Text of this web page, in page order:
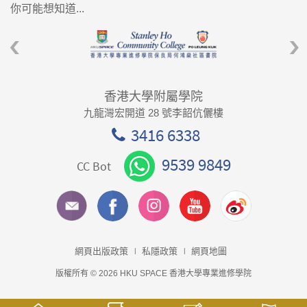
你可能想知道...
香港大學附屬學院
九龍灣宏開道 28 號李韶伉儷樓
3416 6338
CC Bot 9539 9849
網頁出版政策 私隱政策 網頁地圖
版權所有 © 2026 HKU SPACE 香港大學專業進修學院